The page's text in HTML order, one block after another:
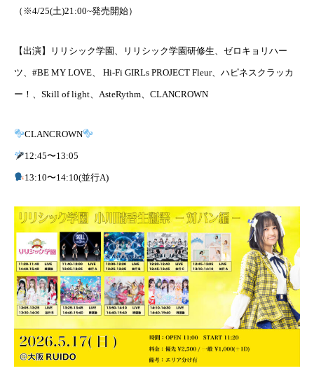
（※4/25(土)21:00~発売開始）
【出演】リリシック学園、リリシック学園研修生、ゼロキョリハー
ツ、#BE MY LOVE、 Hi-Fi GIRLs PROJECT Fleur、ハピネスクラッカ
ー！、Skill of light、AsteRythm、CLANCROWN
CLANCROWN
12:45〜13:05
13:10〜14:10(並行A)